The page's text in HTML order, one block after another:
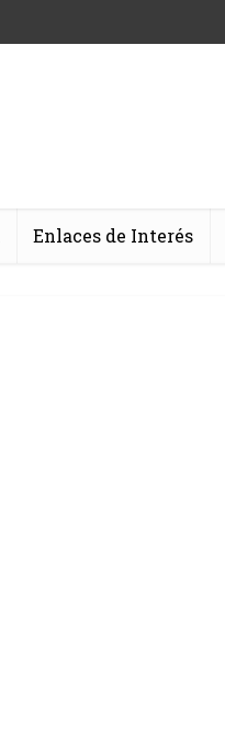
Enlaces de Interés